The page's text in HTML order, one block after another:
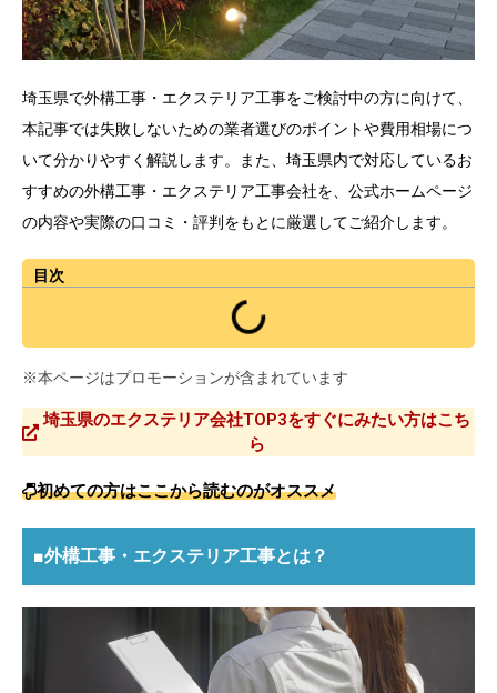
埼玉県で外構工事・エクステリア工事をご検討中の方に向けて、
本記事では失敗しないための業者選びのポイントや費用相場につ
いて分かりやすく解説します。また、埼玉県内で対応しているお
すすめの外構工事・エクステリア工事会社を、公式ホームページ
の内容や実際の口コミ・評判をもとに厳選してご紹介します。
目次
※本ページはプロモーションが含まれています
埼玉県のエクステリア会社TOP3をすぐにみたい方はこち
ら
初めての方はここから読むのがオススメ
■外構工事・エクステリア工事とは？